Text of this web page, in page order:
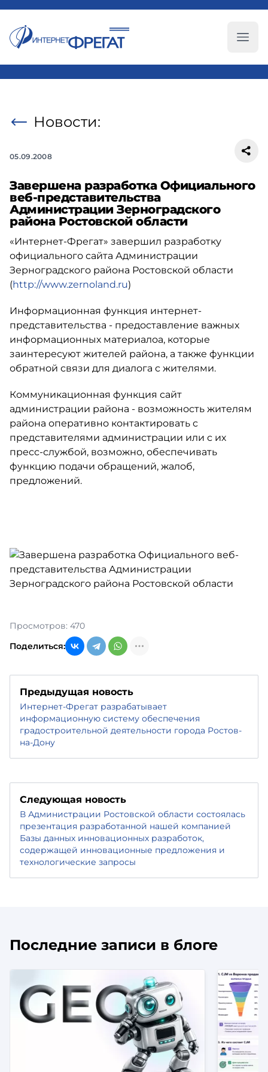
Новости:
05.09.2008
Завершена разработка Официального
веб-представительства
Администрации Зерноградского
района Ростовской области
«Интернет-Фрегат» завершил разработку
официального сайта Администрации
Зерноградского района Ростовской области
(http://www.zernoland.ru)
Информационная функция интернет-
представительства - предоставление важных
информационных материалоа, которые
заинтересуют жителей района, а также функции
обратной связи для диалога с жителями.
Коммуникационная функция сайт
администрации района - возможность жителям
района оперативно контактировать с
представителями администрации или с их
пресс-службой, возможно, обеспечивать
функцию подачи обращений, жалоб,
предложений.
Просмотров: 470
Поделиться:
Предыдущая новость
Интернет-Фрегат разрабатывает
информационную систему обеспечения
градостроительной деятельности города Ростов-
на-Дону
Следующая новость
В Администрации Ростовской области состоялась
презентация разработанной нашей компанией
Базы данных инновационных разработок,
содержащей инновационные предложения и
технологические запросы
Последние записи в блоге